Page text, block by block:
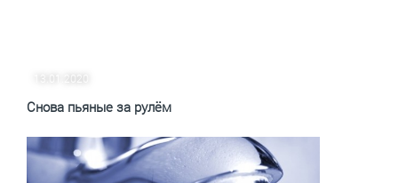
13.01.2020
Снова пьяные за рулём